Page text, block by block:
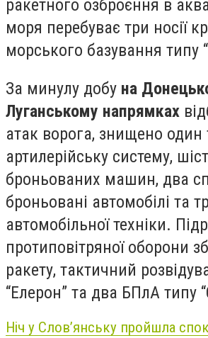
ракетного озброєння в
моря перебуває три носії
морського базування типу
За минулу добу на
Луганському напрямках
атак ворога, знищено один
артилерійську систему,
броньованих машин, два
броньовані автомобілі та
автомобільної техніки.
протиповітряної оборони
ракету, тактичний
“Елерон” та два БПлА типу
Ніч у Слов’янську пройшла